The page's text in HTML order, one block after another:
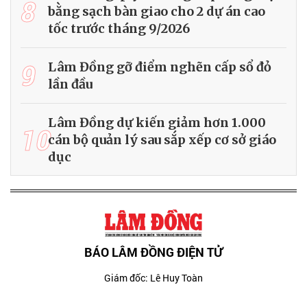
8
bằng sạch bàn giao cho 2 dự án cao
tốc trước tháng 9/2026
9
Lâm Đồng gỡ điểm nghẽn cấp sổ đỏ
lần đầu
10Lâm Đồng dự kiến giảm hơn 1.000
cán bộ quản lý sau sắp xếp cơ sở giáo
dục
BÁO LÂM ĐỒNG ĐIỆN TỬ
Giám đốc: Lê Huy Toàn